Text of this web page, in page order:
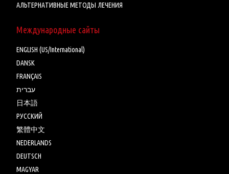
АЛЬТЕРНАТИВНЫЕ МЕТОДЫ ЛЕЧЕНИЯ
Международные сайты
ENGLISH (US/International)
DANSK
FRANÇAIS
עברית
日本語
РУССКИЙ
繁體中文
NEDERLANDS
DEUTSCH
MAGYAR